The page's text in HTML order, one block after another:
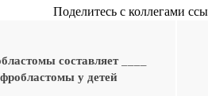
Поделитесь с коллегами
составляет ____
у детей